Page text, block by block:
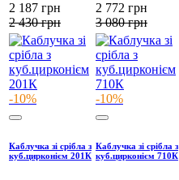
2 187 грн
2 430грн
2 772 грн
3 080грн
-10%
Каблучка зі срібла з
куб.цирконієм 201К
-10%
Каблучка зі срібла з
куб.цирконієм 710К